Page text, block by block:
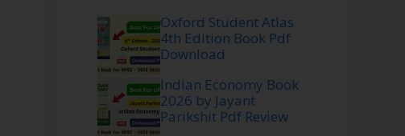
Oxford Student Atlas
4th Edition Book Pdf
Download
Indian Economy Book
2026 by Jayant
Parikshit Pdf Review